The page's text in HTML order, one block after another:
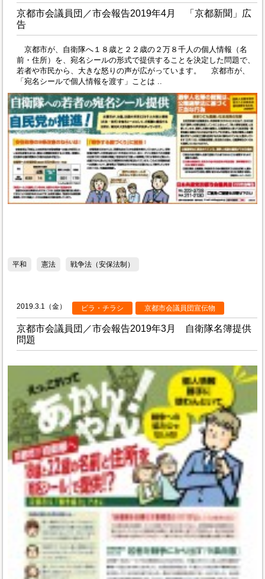
京都市会議員団／市会報告2019年4月 「京都新聞」広
告
京都市が、自衛隊へ１８歳と２２歳の２万８千人の個人情報（名
前・住所）を、宛名シールの形式で提供することを決定した問題で、
若者や市民から、大きな怒りの声が広がっています。 京都市が、
「宛名シールで個人情報を渡す」ことは ..
平和 憲法 戦争法（安保法制）
2019.3.1（金） ビラ・チラシ 京都市会議員団宣伝物
京都市会議員団／市会報告2019年3月 自衛隊名簿提供
問題